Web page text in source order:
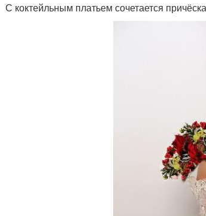
С коктейльным платьем сочетается